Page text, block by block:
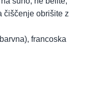
čiščenje obrišite z
francoska